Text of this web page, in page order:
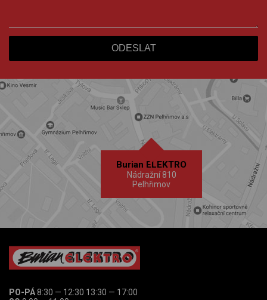
Burian ELEKTRO
Nádražní 810
Pelhřimov
PO-PÁ8:30 — 12:30 13:30 — 17:00